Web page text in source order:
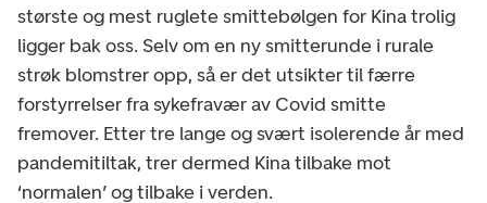
største og mest ruglete smittebølgen for Kina trolig
ligger bak oss. Selv om en ny smitterunde i rurale
strøk blomstrer opp, så er det utsikter til færre
forstyrrelser fra sykefravær av Covid smitte
fremover. Etter tre lange og svært isolerende år med
pandemitiltak, trer dermed Kina tilbake mot
‘normalen’ og tilbake i verden.